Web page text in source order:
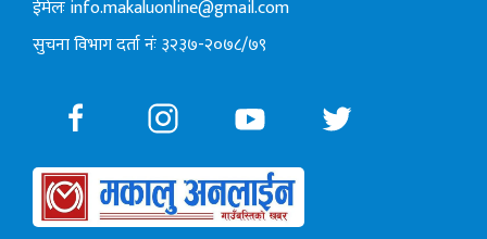
ईमेलःinfo.makaluonline@gmail.com
सुचना विभाग दर्ता नंः ३२३७-२०७८/७९